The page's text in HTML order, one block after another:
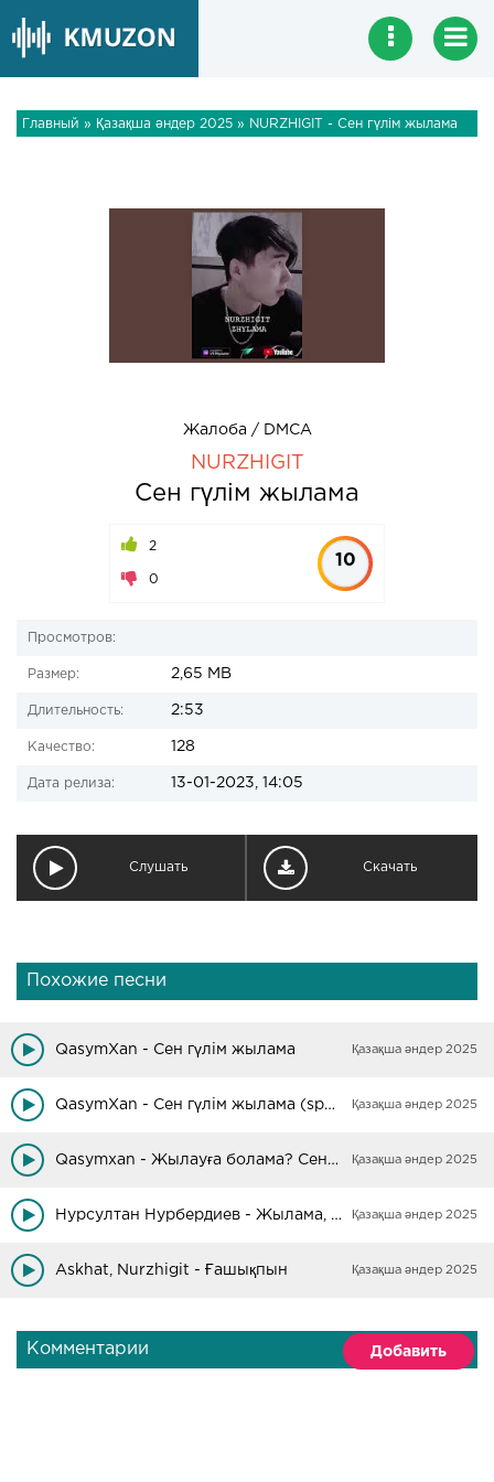
Главный » Қазақша әндер 2025 » NURZHIGIT - Сен гүлім жылама
Жалоба / DMCA
NURZHIGIT
Сен гүлім жылама
2
0
10
Просмотров:
Размер: 2,65 MB
Длительность: 2:53
Качество: 128
Дата релиза: 13-01-2023, 14:05
Слушать Скачать
Похожие песни
QasymXan - Сен гүлім жылама Қазақша әндер 2025
QasymXan - Сен гүлім жылама (speed up) Қазақша әндер 2025
Qasymxan - Жылауға болама? Сен гүлім жылама жылауға саған болама? Қазақша әндер 2025
Нурсултан Нурбердиев - Жылама, жылама Қазақша әндер 2025
Askhat, Nurzhigit - Ғашықпын Қазақша әндер 2025
Комментарии Добавить